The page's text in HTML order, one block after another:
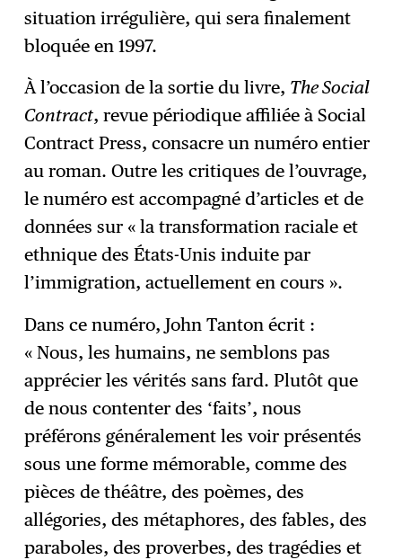
situation irrégulière, qui sera finalement
bloquée en 1997.
À l’occasion de la sortie du livre, The Social
Contract, revue périodique affiliée à Social
Contract Press, consacre un numéro entier
au roman. Outre les critiques de l’ouvrage,
le numéro est accompagné d’articles et de
données sur « la transformation raciale et
ethnique des États-Unis induite par
l’immigration, actuellement en cours ».
Dans ce numéro, John Tanton écrit :
« Nous, les humains, ne semblons pas
apprécier les vérités sans fard. Plutôt que
de nous contenter des ‘faits’, nous
préférons généralement les voir présentés
sous une forme mémorable, comme des
pièces de théâtre, des poèmes, des
allégories, des métaphores, des fables, des
paraboles, des proverbes, des tragédies et